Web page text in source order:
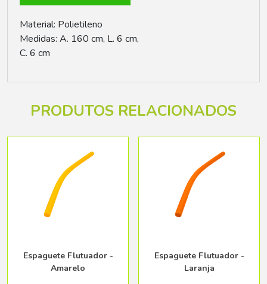
Material: Polietileno
Medidas: A. 160 cm, L. 6 cm,
C. 6 cm
PRODUTOS RELACIONADOS
Espaguete Flutuador -
Amarelo
Espaguete Flutuador -
Laranja